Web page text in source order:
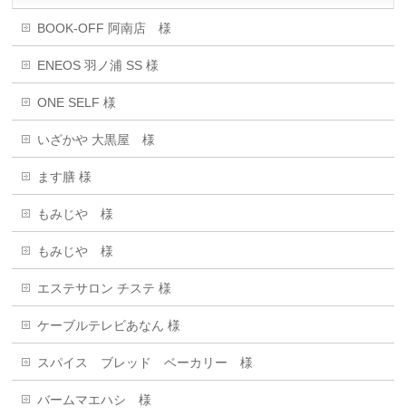
BOOK-OFF 阿南店 様
ENEOS 羽ノ浦 SS 様
ONE SELF 様
いざかや 大黒屋 様
ます膳 様
もみじや 様
もみじや 様
エステサロン チステ 様
ケーブルテレビあなん 様
スパイス ブレッド ベーカリー 様
バームマエハシ 様